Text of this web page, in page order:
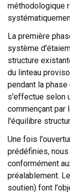
méthodologique
La première
système
structure
du linteau
pendant la
s'effectue selon
commençant par
l'équilibre
Une fois
prédéfinies,
conformément
préalablement.
soutien) font